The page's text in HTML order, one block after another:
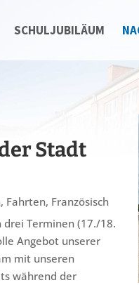
SCHULJUBILÄUM
Stadt
, Fahrten, Französisch
drei Terminen (17./18.
Angebot unserer
mit unseren
während der